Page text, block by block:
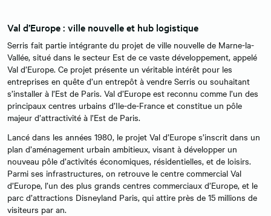
Val d’Europe : ville nouvelle et hub logistique
Serris fait partie intégrante du projet de ville nouvelle de Marne-la-
Vallée, situé dans le secteur Est de ce vaste développement, appelé
Val d’Europe. Ce projet présente un véritable intérêt pour les
entreprises en quête d’un entrepôt à vendre Serris ou souhaitant
s’installer à l’Est de Paris. Val d’Europe est reconnu comme l’un des
principaux centres urbains d’Ile-de-France et constitue un pôle
majeur d’attractivité à l’Est de Paris.
Lancé dans les années 1980, le projet Val d’Europe s’inscrit dans un
plan d’aménagement urbain ambitieux, visant à développer un
nouveau pôle d’activités économiques, résidentielles, et de loisirs.
Parmi ses infrastructures, on retrouve le centre commercial Val
d’Europe, l’un des plus grands centres commerciaux d’Europe, et le
parc d’attractions Disneyland Paris, qui attire près de 15 millions de
visiteurs par an.